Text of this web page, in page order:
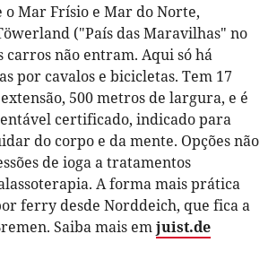
Mar Frísio e Mar do Norte,
("País das Maravilhas" no
carros não entram. Aqui só há
por cavalos e bicicletas. Tem 17
500 metros de largura, e é
certificado, indicado para
do corpo e da mente. Opções não
de ioga a tratamentos
A forma mais prática
ferry desde Norddeich, que fica a
Saiba mais emjuist.de